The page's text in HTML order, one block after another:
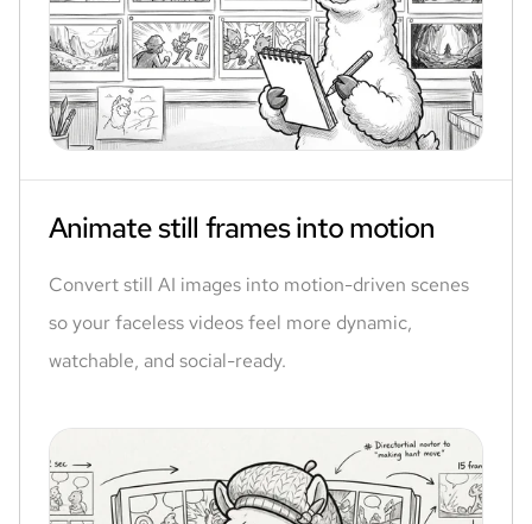
Animate still frames into motion
Convert still AI images into motion-driven scenes
so your faceless videos feel more dynamic,
watchable, and social-ready.